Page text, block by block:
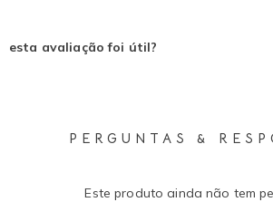
esta avaliação foi útil?
PERGUNTAS &
Este produto ainda não tem